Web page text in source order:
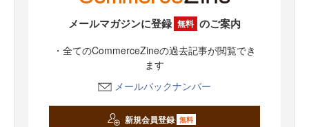
メールマガジンに登録 無料 のご案内
・全てのCommerceZineの過去記事が閲覧でき
ます
メールバックナンバー
新規会員登録 無料